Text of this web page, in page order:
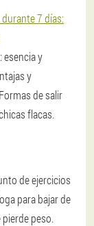
7 días:
esencia y
y
de salir
flacas.
de ejercicios
para bajar de
peso.